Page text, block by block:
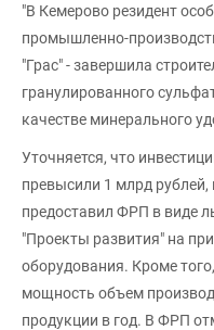
"В Кемерово резидент
промышленно-
"Грас" - завершила
гранулированного
качестве минерального
Уточняется, что
превысили 1 млрд
предоставил ФРП в виде
"Проекты развития" на
оборудования. Кроме
мощность объем
продукции в год. В ФРП